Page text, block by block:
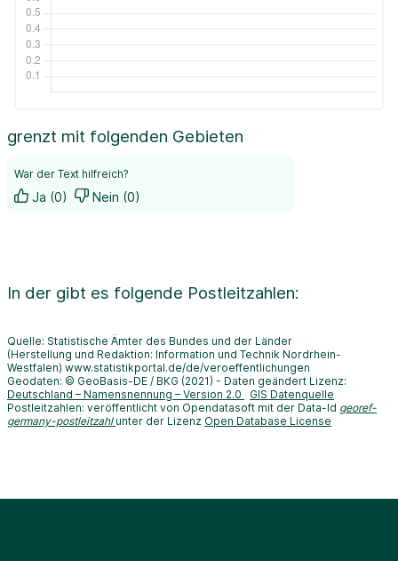
grenzt mit folgenden Gebieten
War der Text hilfreich?
Ja (0) Nein (0)
In der gibt es folgende Postleitzahlen:
Quelle: Statistische Ämter des Bundes und der Länder
(Herstellung und Redaktion: Information und Technik Nordrhein-
Westfalen) www.statistikportal.de/de/veroeffentlichungen
Geodaten: © GeoBasis-DE / BKG (2021) - Daten geändert Lizenz:
Deutschland – Namensnennung – Version 2.0
GIS Datenquelle
Postleitzahlen: veröffentlicht von Opendatasoft mit der Data-Id georef-
germany-postleitzahl unter der Lizenz Open Database License